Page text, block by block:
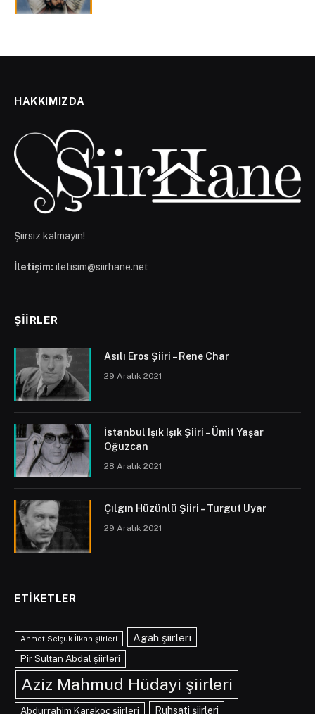
HAKKIMIZDA
Şiirsiz kalmayın!
İletişim: iletisim@siirhane.net
ŞIIRLER
Asılı Eros Şiiri – Rene Char
29 Aralık 2021
İstanbul Işık Işık Şiiri – Ümit Yaşar
Oğuzcan
28 Aralık 2021
Çılgın Hüzünlü Şiiri – Turgut Uyar
29 Aralık 2021
ETIKETLER
Ahmet Selçuk İlkan şiirleri Agah şiirleri
Pir Sultan Abdal şiirleri
Aziz Mahmud Hüdayi şiirleri
Abdurrahim Karakoç şiirleri Ruhsati şiirleri